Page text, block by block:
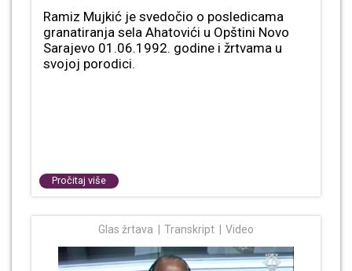
Ramiz Mujkić je svedočio o posledicama
granatiranja sela Ahatovići u Opštini Novo
Sarajevo 01.06.1992. godine i žrtvama u
svojoj porodici.
Pročitaj više
Glas žrtava Transkript Video